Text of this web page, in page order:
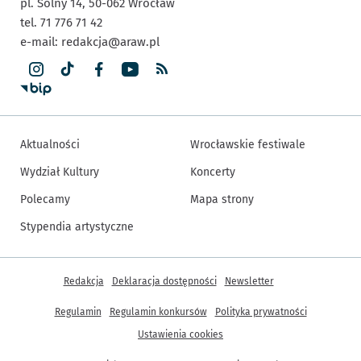
pl. Solny 14, 50-062 Wrocław
tel. 71 776 71 42
e-mail: redakcja@araw.pl
Aktualności
Wydział Kultury
Polecamy
Stypendia artystyczne
Wrocławskie festiwale
Koncerty
Mapa strony
Inne informacje
Redakcja Deklaracja dostępności Newsletter
Regulamin Regulamin konkursów
Polityka prywatności
Ustawienia cookies